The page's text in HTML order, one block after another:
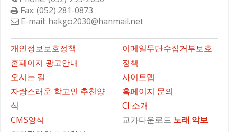
Fax: (052) 281-0873
E-mail: hakgo2030@hanmail.net
개인정보보호정책
홈페이지 광고안내
오시는 길
자랑스러운 학고인 추천양
식
CMS양식
이메일무단수집거부보호
정책
사이트맵
홈페이지 문의
CI 소개
교가다운로드 노래 악보